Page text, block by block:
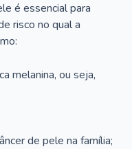
é essencial para
risco no qual a
melanina, ou seja,
de pele na família;